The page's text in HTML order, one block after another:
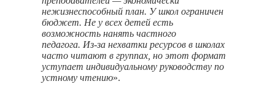
нежизнеспособный план. У школ ограничен
бюджет. Не у всех детей есть
возможность нанять частного
педагога. Из-за нехватки ресурсов в школах
часто читают в группах, но этот формат
уступает индивидуальному руководству по
устному чтению».